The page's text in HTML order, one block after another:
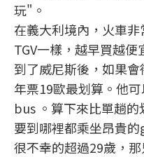
玩"。
在義大利境內，火車
TGV一樣，越早買越便
到了威尼斯後，如果
年票19歐最划算。他
bus 。算下來比單趟
要到哪裡都乘坐昂貴
很不幸的超過29歲，